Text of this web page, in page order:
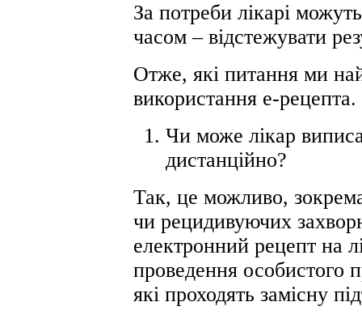
За потреби лікарі
часом – відстежувати
Отже, які питання ми
використання е-рецепта.
Чи може лікар
дистанційно?
Так, це можливо,
чи рецидивуючих
електронний рецепт на
проведення особистого
які проходять замісну